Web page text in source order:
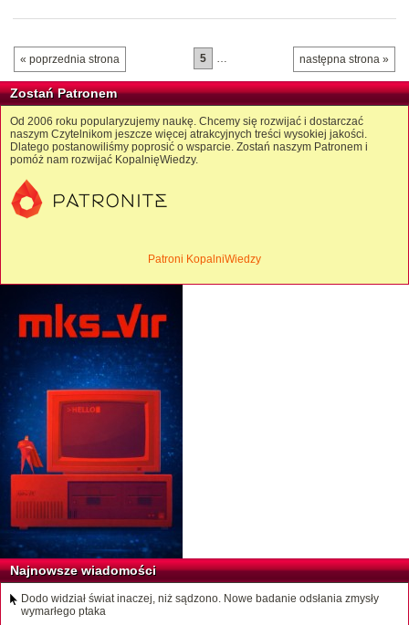
« poprzednia strona następna strona »
5 …
Zostań Patronem
Od 2006 roku popularyzujemy naukę. Chcemy się rozwijać i dostarczać
naszym Czytelnikom jeszcze więcej atrakcyjnych treści wysokiej jakości.
Dlatego postanowiliśmy poprosić o wsparcie. Zostań naszym Patronem i
pomóż nam rozwijać KopalnięWiedzy.
Patroni KopalniWiedzy
Najnowsze wiadomości
Dodo widział świat inaczej, niż sądzono. Nowe badanie odsłania zmysły
wymarłego ptaka